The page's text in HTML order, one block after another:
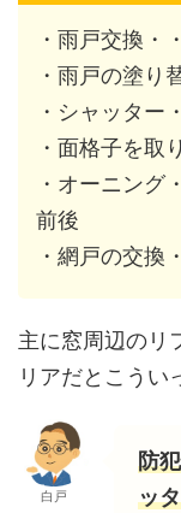
・雨戸交換・
・雨戸の塗り
・シャッター
・面格子を取
・オーニング
前後
・網戸の交換
主に窓周辺のリ
リアだとこうい
白戸
防
ッ